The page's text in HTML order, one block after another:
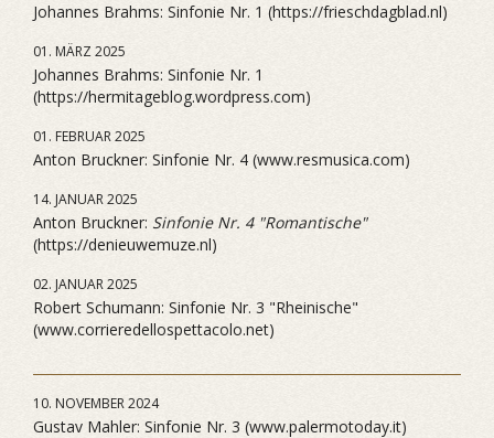
Johannes Brahms: Sinfonie Nr. 1 (https://frieschdagblad.nl)
01. MÄRZ 2025
Johannes Brahms: Sinfonie Nr. 1
(https://hermitageblog.wordpress.com)
01. FEBRUAR 2025
Anton Bruckner: Sinfonie Nr. 4 (www.resmusica.com)
14. JANUAR 2025
Anton Bruckner: Sinfonie Nr. 4 "Romantische"
(https://denieuwemuze.nl)
02. JANUAR 2025
Robert Schumann: Sinfonie Nr. 3 "Rheinische"
(www.corrieredellospettacolo.net)
10. NOVEMBER 2024
Gustav Mahler: Sinfonie Nr. 3 (www.palermotoday.it)